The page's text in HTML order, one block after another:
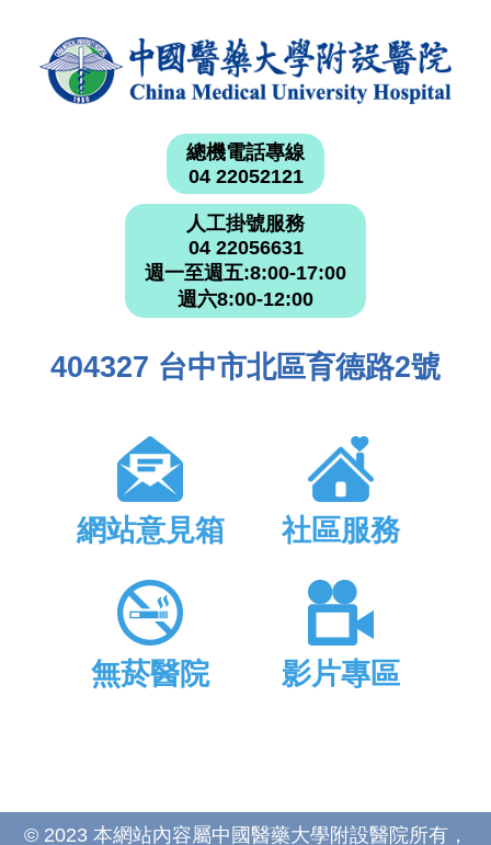
總機電話專線
04 22052121
人工掛號服務
04 22056631
週一至週五:8:00-17:00
週六8:00-12:00
404327 台中市北區育德路2號
網站意見箱 社區服務
無菸醫院 影片專區
© 2023 本網站內容屬中國醫藥大學附設醫院所有，